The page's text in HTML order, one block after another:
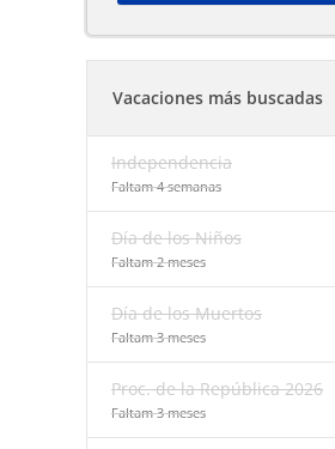
Vacaciones más buscadas
Independencia
Faltam 4 semanas
Día de los Niños
Faltam 2 meses
Día de los Muertos
Faltam 3 meses
Proc. de la República 2026
Faltam 3 meses